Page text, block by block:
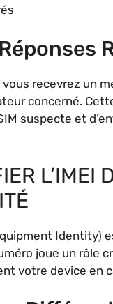
recevrez un
concerné.
suspecte et
L’IMEI
joue un rôle
votre device en